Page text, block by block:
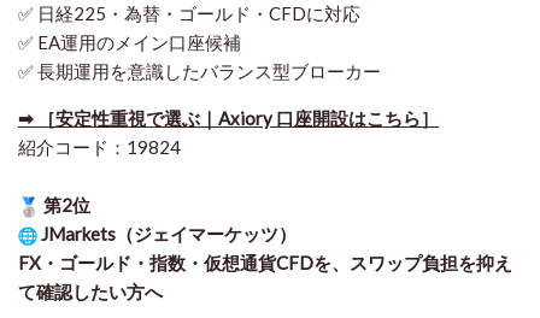
✅ 日経225・為替・ゴールド・CFDに対応
✅ EA運用のメイン口座候補
✅ 長期運用を意識したバランス型ブローカー
➡ ［安定性重視で選ぶ｜Axiory 口座開設はこちら］
紹介コード：19824
第2位
JMarkets（ジェイマーケッツ）
FX・ゴールド・指数・仮想通貨CFDを、スワップ負担を抑え
て確認したい方へ